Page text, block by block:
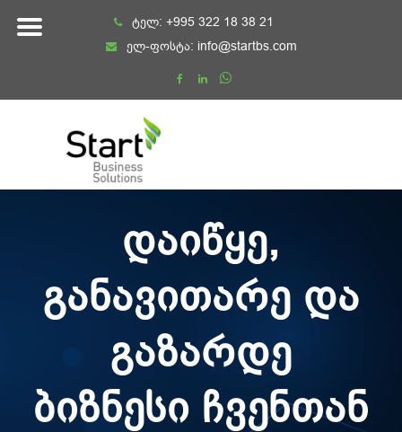
ტელ: +995 322 18 38 21
ელ-ფოსტა: info@startbs.com
დაიწყე,
განავითარე და
გაზარდე
ბიზნესი ჩვენთან